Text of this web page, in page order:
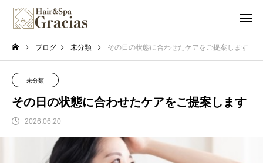
ブログ 未分類 その日の状態に合わせたケアをご提案します
未分類
その日の状態に合わせたケアをご提案します
2026.06.20